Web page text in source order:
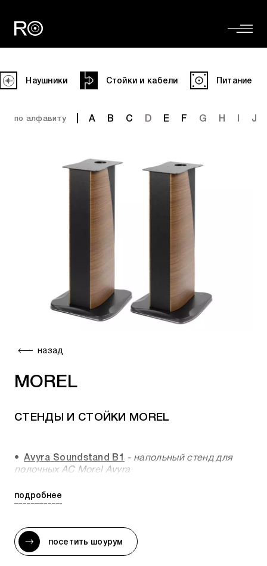
Наушники Стойки и кабели Питание
по алфавиту A B C D E F G H J
назад
MOREL
СТЕНДЫ И СТОЙКИ MOREL
Avyra Soundstand B1 - напольный стенд для
полочных АС Morel Avyra
предзаказа и стоимость, можно уточнить:
подробнее
посетить шоурум